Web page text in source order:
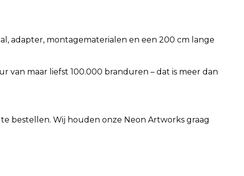
adapter, montagematerialen en een 200 cm lange
van maar liefst 100.000 branduren – dat is meer dan
bestellen. Wij houden onze Neon Artworks graag